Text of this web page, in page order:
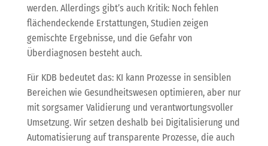
werden. Allerdings gibt’s auch Kritik: Noch fehlen
flächendeckende Erstattungen, Studien zeigen
gemischte Ergebnisse, und die Gefahr von
Überdiagnosen besteht auch.
Für KDB bedeutet das: KI kann Prozesse in sensiblen
Bereichen wie Gesundheitswesen optimieren, aber nur
mit sorgsamer Validierung und verantwortungsvoller
Umsetzung. Wir setzen deshalb bei Digitalisierung und
Automatisierung auf transparente Prozesse, die auch